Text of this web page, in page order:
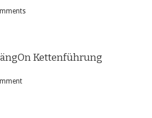
Kettenführung